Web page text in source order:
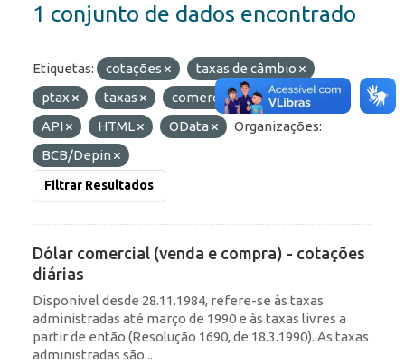
1 conjunto de dados encontrado
Etiquetas: cotações
taxas de câmbio
ptax
taxas comercial
Formatos:
API
HTML OData
Organizações:
BCB/Depin
Filtrar Resultados
Dólar comercial (venda e compra) - cotações
diárias
Disponível desde 28.11.1984, refere-se às taxas
administradas até março de 1990 e às taxas livres a
partir de então (Resolução 1690, de 18.3.1990). As taxas
administradas são...